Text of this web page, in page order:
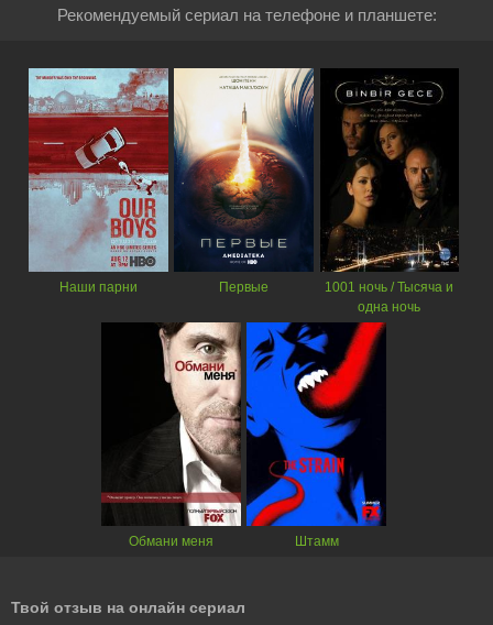
Рекомендуемый сериал на телефоне и планшете:
Наши парни Первые
1001 ночь / Тысяча и
одна ночь
Обмани меня Штамм
Твой отзыв на онлайн сериал